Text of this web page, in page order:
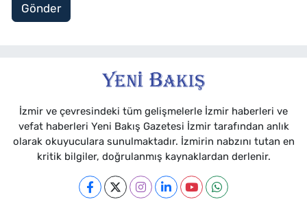
Gönder
İzmir ve çevresindeki tüm gelişmelerle İzmir haberleri ve
vefat haberleri Yeni Bakış Gazetesi İzmir tarafından anlık
olarak okuyuculara sunulmaktadır. İzmirin nabzını tutan en
kritik bilgiler, doğrulanmış kaynaklardan derlenir.